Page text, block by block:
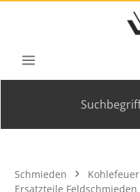
Zum Hauptinhalt springen
Schmieden Kohlefeuer
Ersatzteile Feldschmieden